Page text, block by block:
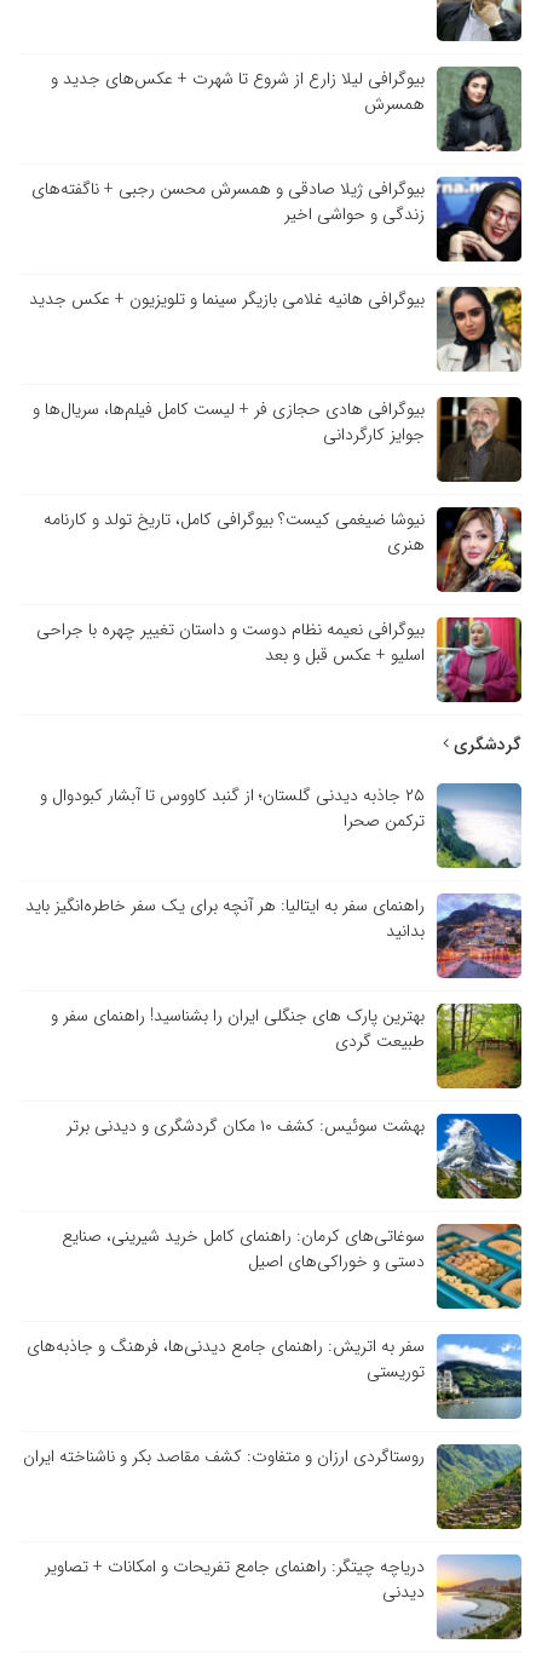
بیوگرافی لیلا زارع از شروع تا شهرت + عکس‌های جدید و
همسرش
بیوگرافی ژیلا صادقی و همسرش محسن رجبی + ناگفته‌های
زندگی و حواشی اخیر
بیوگرافی هانیه غلامی بازیگر سینما و تلویزیون + عکس جدید
بیوگرافی هادی حجازی فر + لیست کامل فیلم‌ها، سریال‌ها و
جوایز کارگردانی
نیوشا ضیغمی کیست؟ بیوگرافی کامل، تاریخ تولد و کارنامه
هنری
بیوگرافی نعیمه نظام دوست و داستان تغییر چهره با جراحی
اسلیو + عکس قبل و بعد
گردشگری
۲۵ جاذبه دیدنی گلستان؛ از گنبد کاووس تا آبشار کبودوال و
ترکمن صحرا
راهنمای سفر به ایتالیا: هر آنچه برای یک سفر خاطره‌انگیز باید
بدانید
بهترین پارک های جنگلی ایران را بشناسید! راهنمای سفر و
طبیعت گردی
بهشت سوئیس: کشف ۱۰ مکان گردشگری و دیدنی برتر
سوغاتی‌های کرمان: راهنمای کامل خرید شیرینی، صنایع
دستی و خوراکی‌های اصیل
سفر به اتریش: راهنمای جامع دیدنی‌ها، فرهنگ و جاذبه‌های
توریستی
روستاگردی ارزان و متفاوت: کشف مقاصد بکر و ناشناخته ایران
دریاچه چیتگر: راهنمای جامع تفریحات و امکانات + تصاویر
دیدنی